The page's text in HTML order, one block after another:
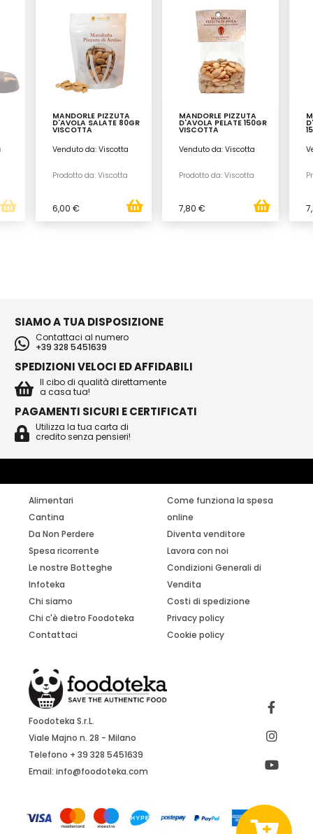
MANDORLE PIZZUTA
D'AVOLA SALATE 80GR
VISCOTTA
Venduto da: Viscotta
Prodotto da: Viscotta
6,00 €
MANDORLE PIZZUTA
D'AVOLA PELATE 150GR
VISCOTTA
Venduto da: Viscotta
Prodotto da: Viscotta
7,80 €
SIAMO A TUA DISPOSIZIONE
Contattaci al numero
+39 328 5451639
SPEDIZIONI VELOCI ED AFFIDABILI
Il cibo di qualità direttamente
a casa tua!
PAGAMENTI SICURI E CERTIFICATI
Utilizza la tua carta di
credito senza pensieri!
Alimentari
Cantina
Da Non Perdere
Spesa ricorrente
Le nostre Botteghe
Infoteka
Chi siamo
Chi c'è dietro Foodoteka
Contattaci
Come funziona la spesa
online
Diventa venditore
Lavora con noi
Condizioni Generali di
Vendita
Costi di spedizione
Privacy policy
Cookie policy
Foodoteka S.r.L.
Viale Majno n. 28 - Milano
Telefono + 39 328 5451639
Email:info@foodoteka.com